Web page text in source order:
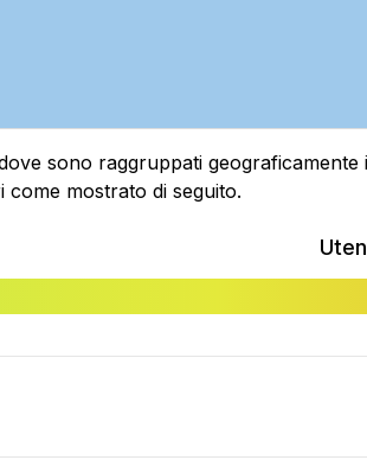
sono raggruppati
come mostrato di seguito.